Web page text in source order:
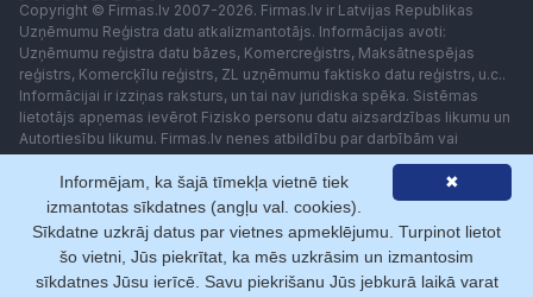
Copyright © Firmas.lv 2007-2026. Firmas.lv ir Latvijas Republikas
Uzņēmumu Reģistra datu atkalizmantotājs. Informācijas avoti:
Uzņēmumu reģistra datu bāzes, Komercreģistrs, Maksātnespējas
reģistrs, Komercķīlu reģistrs, ZL uzņēmumu faktisko datu reģistrs, u.c..
Informācijai ir izziņas raksturs, un tai nav juridiska spēka. Sistēmas
lietotājs apņemas ievērot Fizisko personu datu aizsardzības likumu un
Autortiesību likumu. Firmas.lv nenes atbildību par darbībām vai
lēmumiem, kas balstīti uz saņemto pakalpojumu. Lietotājam aizliegts
izmantot jebkādas automatizētas sistēmas vai iekārtas (robotus)
piekļuvei sistēmai bez rakstiskas saskaņošanas ar Firmas.lv. Galvenā
redaktore: Ingūna Pempere.
Lietošanas noteikumi
Privātuma politika Norēķini ar
✖
Informējam, ka šajā tīmekļa vietnē tiek
izmantotas sīkdatnes (angļu val. cookies).
Sīkdatne uzkrāj datus par vietnes apmeklējumu. Turpinot lietot
šo vietni, Jūs piekrītat, ka mēs uzkrāsim un izmantosim
sīkdatnes Jūsu ierīcē. Savu piekrišanu Jūs jebkurā laikā varat